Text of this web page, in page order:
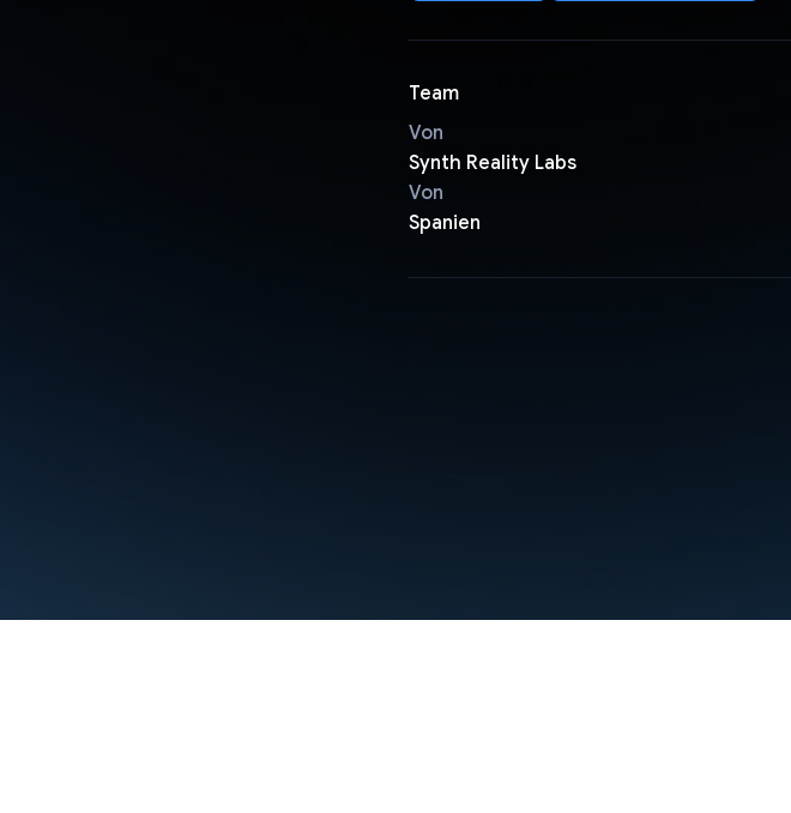
Team
Von
Synth Reality Labs
Von
Spanien